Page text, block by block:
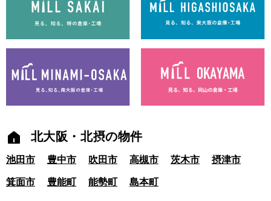
北大阪・北摂の物件
池田市 豊中市 吹田市 高槻市 茨木市 摂津市
箕面市 豊能町 能勢町 島本町